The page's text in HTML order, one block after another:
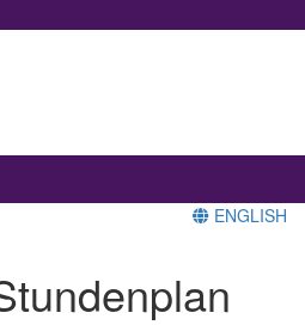
ENGLISH